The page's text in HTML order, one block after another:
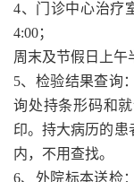
4、门诊中心治疗
4:00；
周末及节假日上午
5、检验结果查询
询处持条形码和
印。持大病历的患
内，不用查找。
6、外院标本送检